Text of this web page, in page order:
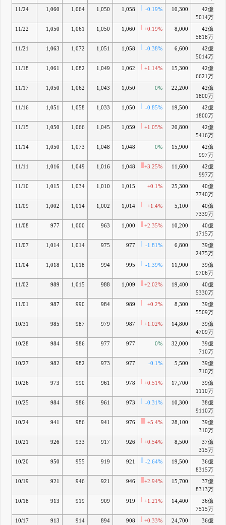
11/24
1,060 1,064 1,050 1,058 -0.19% 10,300
42億
5014万
11/22 1,050 1,061 1,050 1,060 +0.19% 8,000
42億
5818万
11/21 1,063 1,072 1,051 1,058 -0.38% 6,600
42億
5014万
11/18 1,061 1,082 1,049 1,062 +1.14% 15,300
42億
6621万
11/17 1,050 1,062 1,043 1,050 0% 22,200
42億
1800万
11/16 1,051 1,058 1,033 1,050 -0.85% 19,500
42億
1800万
11/15 1,050 1,066 1,045 1,059 +1.05% 20,800
42億
5416万
11/14 1,050 1,073 1,048 1,048 0% 15,900
42億
997万
11/11 1,016 1,049 1,016 1,048 +3.25% 11,600
42億
997万
11/10 1,015 1,034 1,010 1,015 +0.1% 25,300
40億
7740万
11/09 1,002 1,014 1,002 1,014 +1.4% 5,100
40億
7339万
11/08 977 1,000 963 1,000 +2.35% 10,200
40億
1715万
11/07 1,014 1,014 975 977 -1.81% 6,800
39億
2475万
11/04
1,018 1,018 994 995 -1.39% 11,900
39億
9706万
11/02
989 1,015 988 1,009 +2.02% 19,400
40億
5330万
11/01
987 990 984 989 +0.2% 8,300
39億
5509万
10/31
985 987 979 987 +1.02% 14,800
39億
4709万
10/28
984 986 977 977 0% 32,000
39億
710万
10/27
982 982 973 977 -0.1% 5,500
39億
710万
10/26
973 990 961 978 +0.51% 17,700
39億
1110万
10/25
984 986 961 973 -0.31% 10,300
38億
9110万
10/24
941 986 941 976 +5.4% 28,100
39億
310万
10/21
926 933 917 926 +0.54% 8,500
37億
315万
10/20
950 955 919 921 -2.64% 19,500
36億
8315万
10/19
921 946 921 946 +2.94% 15,700
37億
8313万
10/18
913 919 909 919 +1.21% 14,400
36億
7515万
10/17
913 914 894 908 +0.33% 24,700
36億